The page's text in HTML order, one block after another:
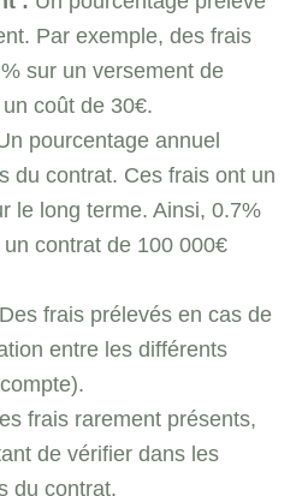
Par exemple, des frais
sur un versement de
coût de 30€.
pourcentage annuel
du contrat. Ces frais ont un
le long terme. Ainsi, 0.7%
contrat de 100 000€
Des frais prélevés en cas de
entre les différents
frais rarement présents,
de vérifier dans les
du contrat.